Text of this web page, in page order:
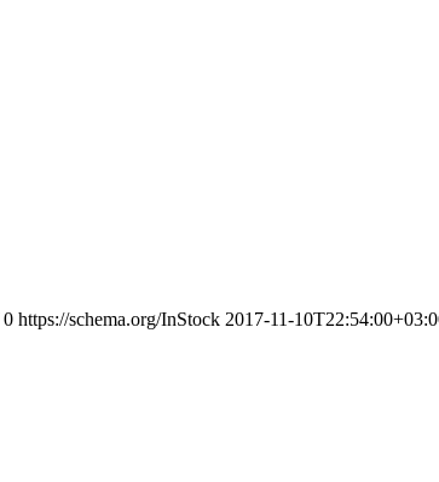
0 https://schema.org/InStock 2017-11-